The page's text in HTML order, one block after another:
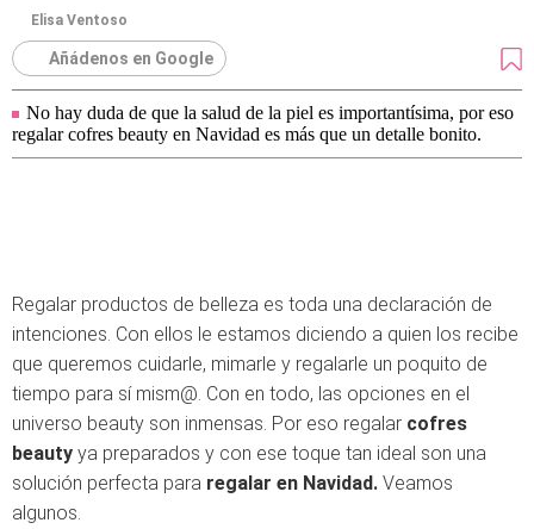
Elisa Ventoso
Añádenos en Google
No hay duda de que la salud de la piel es importantísima, por eso
regalar cofres beauty en Navidad es más que un detalle bonito.
Regalar productos de belleza es toda una declaración de
intenciones. Con ellos le estamos diciendo a quien los recibe
que queremos cuidarle, mimarle y regalarle un poquito de
tiempo para sí mism@. Con en todo, las opciones en el
universo beauty son inmensas. Por eso regalar cofres
beauty ya preparados y con ese toque tan ideal son una
solución perfecta para regalar en Navidad. Veamos
algunos.